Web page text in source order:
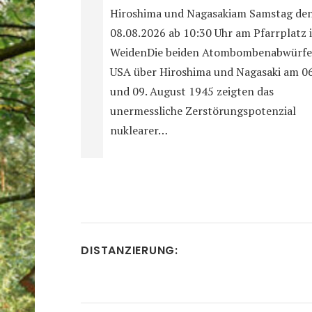
Hiroshima und Nagasakiam Samstag
08.08.2026 ab 10:30 Uhr am Pfarrplatz
WeidenDie beiden
USA über Hiroshima und Nagasaki am
und 09. August 1945 zeigten das
unermessliche Zerstörungspotenzial
nuklearer…
DISTANZIERUNG: